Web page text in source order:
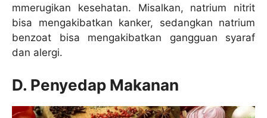
mmerugikan kesehatan. Misalkan, natrium nitrit
bisa mengakibatkan kanker, sedangkan natrium
benzoat bisa mengakibatkan gangguan syaraf
dan alergi.
D. Penyedap Makanan